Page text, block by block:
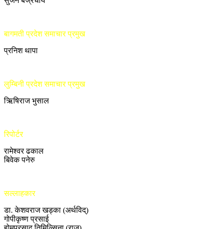
बागमती प्रदेश समाचार प्रमुख
प्रनिश थापा
लुम्बिनी प्रदेश समाचार प्रमुख
ऋिषिराज भुसाल
रिपोर्टर
रामेश्वर ढकाल
बिवेक पनेरु
सल्लाहकार
डा. केशवराज खड्का (अर्थविद्)
गोपीकृष्ण प्रसाई